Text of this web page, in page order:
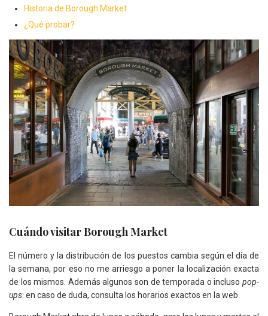
Historia de Borough Market
¿Qué probar?
Cuándo visitar Borough Market
El número y la distribución de los puestos cambia según el día de
la semana, por eso no me arriesgo a poner la localización exacta
de los mismos. Además algunos son de temporada o incluso pop-
ups: en caso de duda, consulta los horarios exactos en la web.